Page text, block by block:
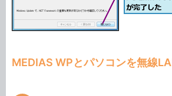
MEDIAS WPとパソコンを無線